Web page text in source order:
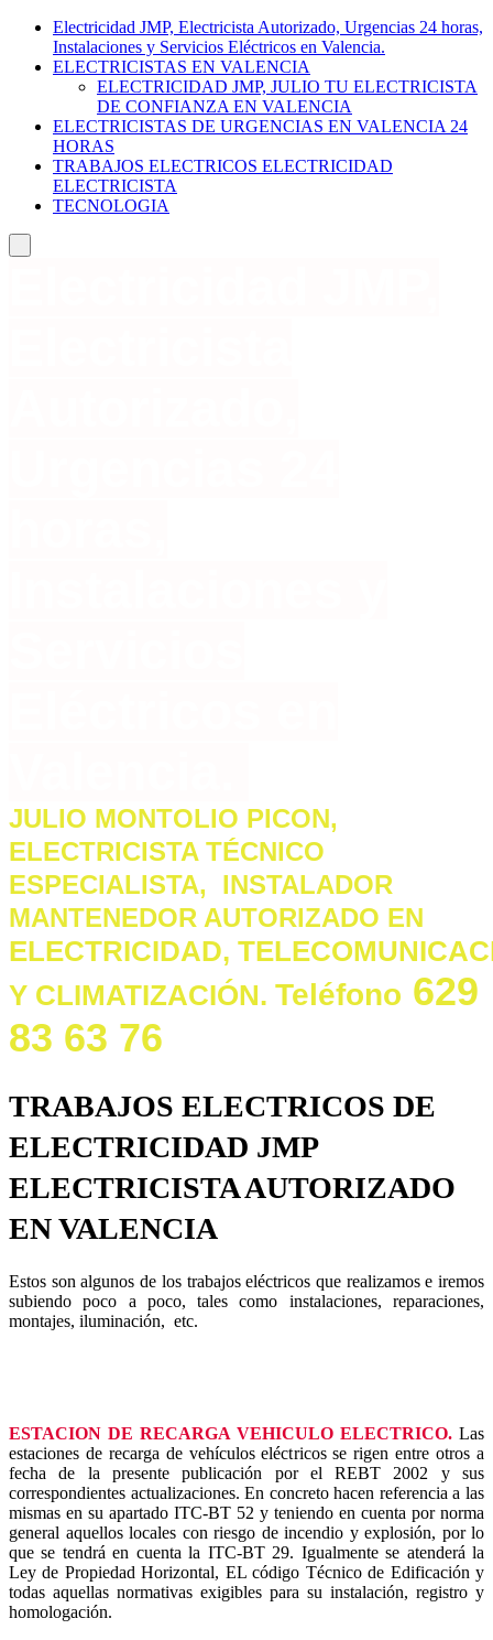
Electricidad JMP, Electricista Autorizado, Urgencias 24 horas,
Instalaciones y Servicios Eléctricos en Valencia.
ELECTRICISTAS EN VALENCIA
ELECTRICIDAD JMP, JULIO TU ELECTRICISTA
DE CONFIANZA EN VALENCIA
ELECTRICISTAS DE URGENCIAS EN VALENCIA 24
HORAS
TRABAJOS ELECTRICOS ELECTRICIDAD
ELECTRICISTA
TECNOLOGIA
JULIO MONTOLIO PICON,
ELECTRICISTA TÉCNICO
ESPECIALISTA, INSTALADOR
MANTENEDOR AUTORIZADO EN
ELECTRICIDAD,
Y CLIMATIZACIÓN. Teléfono 629
83 63 76
TRABAJOS ELECTRICOS DE
ELECTRICIDAD JMP
ELECTRICISTA AUTORIZADO
EN VALENCIA
Estos son algunos de los trabajos eléctricos que realizamos e iremos
subiendo poco a poco, tales como instalaciones, reparaciones,
montajes, iluminación, etc.
ESTACION DE RECARGA VEHICULO ELECTRICO. Las
estaciones de recarga de vehículos eléctricos se rigen entre otros a
fecha de la presente publicación por el REBT 2002 y sus
correspondientes actualizaciones. En concreto hacen referencia a las
mismas en su apartado ITC-BT 52 y teniendo en cuenta por norma
general aquellos locales con riesgo de incendio y explosión, por lo
que se tendrá en cuenta la ITC-BT 29. Igualmente se atenderá la
Ley de Propiedad Horizontal, EL código Técnico de Edificación y
todas aquellas normativas exigibles para su instalación, registro y
homologación.